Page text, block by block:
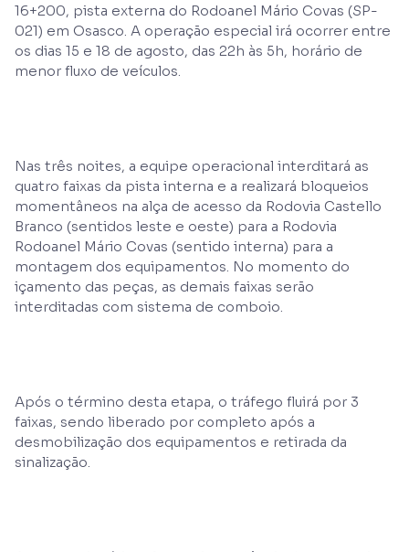
16+200, pista externa do Rodoanel Mário Covas (SP-
021) em Osasco. A operação especial irá ocorrer entre
os dias 15 e 18 de agosto, das 22h às 5h, horário de
menor fluxo de veículos.
Nas três noites, a equipe operacional interditará as
quatro faixas da pista interna e a realizará bloqueios
momentâneos na alça de acesso da Rodovia Castello
Branco (sentidos leste e oeste) para a Rodovia
Rodoanel Mário Covas (sentido interna) para a
montagem dos equipamentos. No momento do
içamento das peças, as demais faixas serão
interditadas com sistema de comboio.
Após o término desta etapa, o tráfego fluirá por 3
faixas, sendo liberado por completo após a
desmobilização dos equipamentos e retirada da
sinalização.